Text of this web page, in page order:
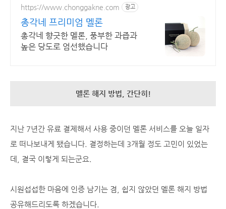
https://www.chonggakne.com 광고
총각네 프리미엄 멜론
총각네 향긋한 멜론, 풍부한 과즙과
높은 당도로 엄선했습니다
멜론 해지 방법, 간단히!
지난 7년간 유료 결제해서 사용 중이던 멜론 서비스를 오늘 일자
로 떠나보내게 됐습니다. 결정하는데 3개월 정도 고민이 있었는
데, 결국 이렇게 되는군요.
시원섭섭한 마음에 인증 남기는 겸, 쉽지 않았던 멜론 해지 방법
공유해드리도록 하겠습니다.